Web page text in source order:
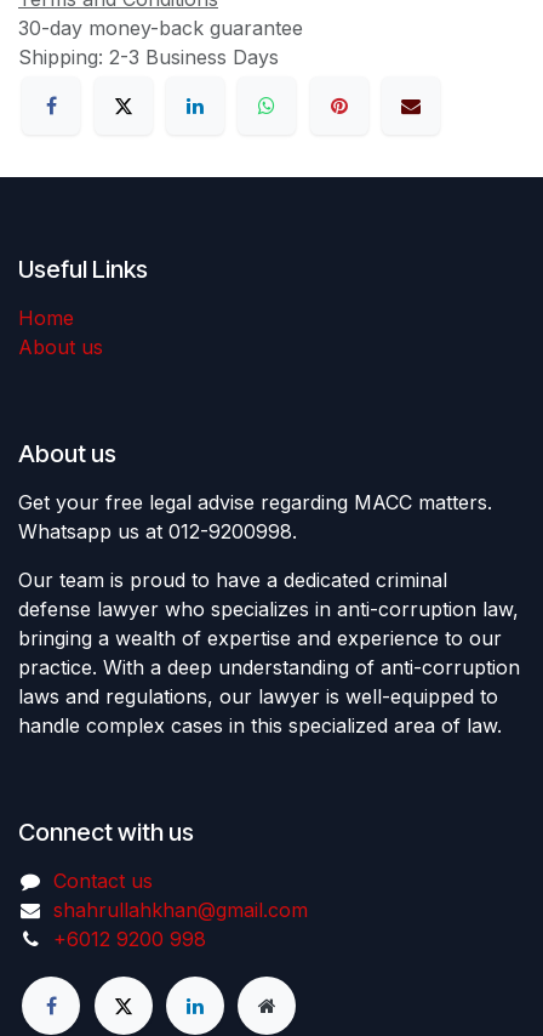
30-day money-back guarantee
Shipping: 2-3 Business Days
Useful Links
Home
About us
About us
Get your free legal advise regarding MACC matters.
Whatsapp us at 012-9200998.
Our team is proud to have a dedicated criminal
defense lawyer who specializes in anti-corruption law,
bringing a wealth of expertise and experience to our
practice. With a deep understanding of anti-corruption
laws and regulations, our lawyer is well-equipped to
handle complex cases in this specialized area of law.
Connect with us
Contact us
shahrullahkhan@gmail.com
+6012 9200 998